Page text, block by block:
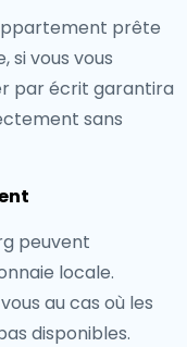
prête
si vous vous
par écrit garantira
sans
peuvent
locale.
au cas où les
disponibles.